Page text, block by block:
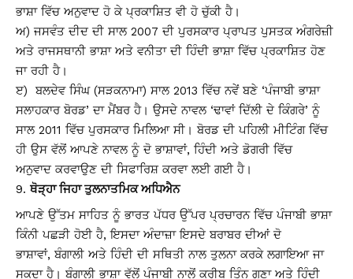
ਭਾਸ਼ਾ ਵਿੱਚ ਅਨੁਵਾਦ ਹੋ ਕੇ ਪ੍ਰਕਾਸ਼ਿਤ ਵੀ ਹੋ ਚੁੱਕੀ ਹੈ।
ਅ) ਜਸਵੰਤ ਦੀਦ ਦੀ ਸਾਲ 2007 ਦੀ ਪੁਰਸਕਾਰ ਪ੍ਰਾਪਤ ਪੁਸਤਕ ਅੰਗਰੇਜ਼ੀ
ਅਤੇ ਰਾਜਸਥਾਨੀ ਭਾਸ਼ਾ ਅਤੇ ਵਨੀਤਾ ਦੀ ਹਿੰਦੀ ਭਾਸ਼ਾ ਵਿੱਚ ਪ੍ਰਕਾਸ਼ਿਤ ਹੋਣ
ਜਾ ਰਹੀ ਹੈ।
ੲ) ਬਲਦੇਵ ਸਿੰਘ (ਸੜਕਨਾਮਾ) ਸਾਲ 2013 ਵਿੱਚ ਨਵੇਂ ਬਣੇ ‘ਪੰਜਾਬੀ ਭਾਸ਼ਾ
ਸਲਾਹਕਾਰ ਬੋਰਡ’ ਦਾ ਮੈਂਬਰ ਹੈ। ਉਸਦੇ ਨਾਵਲ ‘ਢਾਵਾਂ ਦਿੱਲੀ ਦੇ ਕਿੰਗਰੇ’ ਨੂੰ
ਸਾਲ 2011 ਵਿੱਚ ਪੁਰਸਕਾਰ ਮਿਲਿਆ ਸੀ। ਬੋਰਡ ਦੀ ਪਹਿਲੀ ਮੀਟਿੰਗ ਵਿੱਚ
ਹੀ ਉਸ ਵੱਲੋਂ ਆਪਣੇ ਨਾਵਲ ਨੂੰ ਦੋ ਭਾਸ਼ਾਵਾਂ, ਹਿੰਦੀ ਅਤੇ ਡੋਗਰੀ ਵਿੱਚ
ਅਨੁਵਾਦ ਕਰਵਾਉਣ ਦੀ ਸਿਫਾਰਿਸ਼ ਕਰਵਾ ਲਈ ਗਈ ਹੈ।
ਥੋੜ੍ਹਾ ਜਿਹਾ ਤੁਲਨਾਤਮਿਕ ਅਧਿਐਨ
ਆਪਣੇ ਉੱਤਮ ਸਾਹਿਤ ਨੂੰ ਭਾਰਤ ਪੱਧਰ ਉੱਪਰ ਪ੍ਰਚਾਰਨ ਵਿੱਚ ਪੰਜਾਬੀ ਭਾਸ਼ਾ
ਕਿੰਨੀ ਪਛੜੀ ਹੋਈ ਹੈ, ਇਸਦਾ ਅੰਦਾਜ਼ਾ ਇਸਦੇ ਬਰਾਬਰ ਦੀਆਂ ਦੋ
ਭਾਸ਼ਾਵਾਂ, ਬੰਗਾਲੀ ਅਤੇ ਹਿੰਦੀ ਦੀ ਸਥਿਤੀ ਨਾਲ ਤੁਲਨਾ ਕਰਕੇ ਲਗਾਇਆ ਜਾ
ਸਕਦਾ ਹੈ। ਬੰਗਾਲੀ ਭਾਸ਼ਾ ਵੱਲੋਂ ਪੰਜਾਬੀ ਨਾਲੋਂ ਕਰੀਬ ਤਿੰਨ ਗੁਣਾ ਅਤੇ ਹਿੰਦੀ